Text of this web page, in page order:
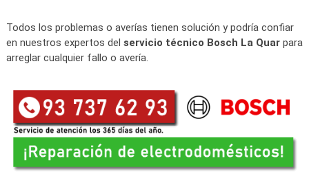
Todos los problemas o averías tienen solución y podría confiar
en nuestros expertos del servicio técnico Bosch La Quarpara
arreglar cualquier fallo o avería.